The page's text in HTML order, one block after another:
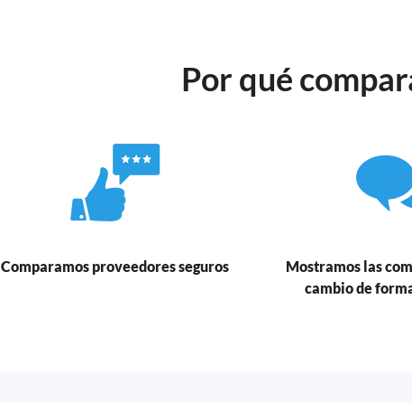
Por qué
Comparamos proveedores seguros
Mostramos las
cambio de